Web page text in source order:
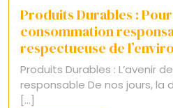
Produits Durables :
consommation
respectueuse de
Produits Durables : L’avenir
responsable De nos jours, la
[...]